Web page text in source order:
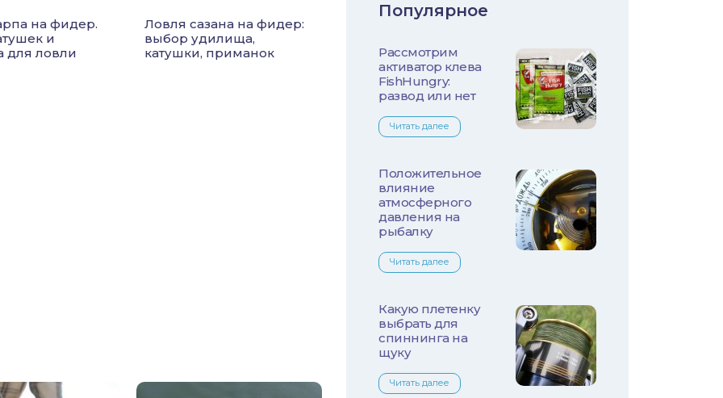
на фидер.
и
для ловли
Ловля сазана на фидер:
выбор удилища,
катушки, приманок
Судак
Голавль
Жерех
Лещ
Язь
Линь
Налим
Осетр
Ротан
Популярное
Рассмотрим
активатор клева
FishHungry:
развод или нет
Читать далее
Положительное
влияние
атмосферного
давления на
рыбалку
Читать далее
Какую плетенку
выбрать для
спиннинга на
щуку
Читать далее